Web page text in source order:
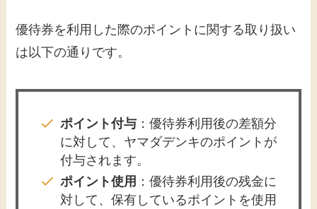
優待券を利用した際のポイントに関する取り扱い
は以下の通りです。​
ポイント付与：​優待券利用後の差額分
に対して、ヤマダデンキのポイントが
付与されます。​
ポイント使用 ：​優待券利用後の残金に
対して、保有しているポイントを使用